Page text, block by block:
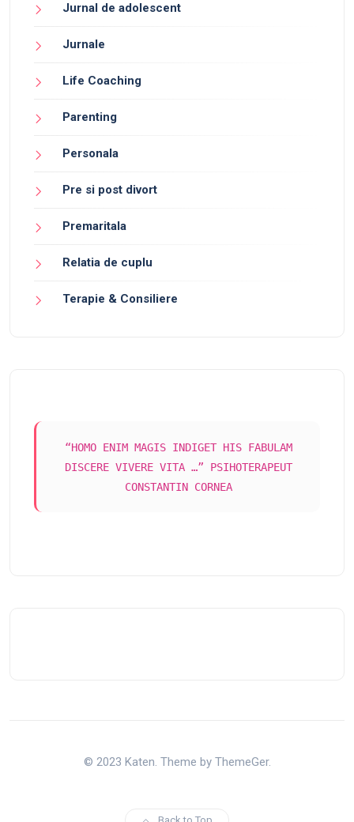
Jurnal de adolescent
Jurnale
Life Coaching
Parenting
Personala
Pre si post divort
Premaritala
Relatia de cuplu
Terapie & Consiliere
“HOMO ENIM MAGIS INDIGET HIS FABULAM
DISCERE VIVERE VITA …” PSIHOTERAPEUT
CONSTANTIN CORNEA
© 2023 Katen. Theme by ThemeGer.